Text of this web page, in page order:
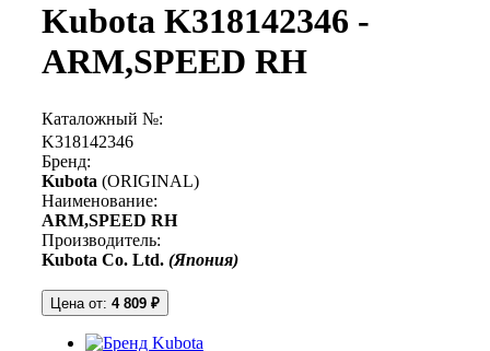
Kubota K318142346 -
ARM,SPEED RH
Каталожный №:
K318142346
Бренд:
Kubota (ORIGINAL)
Наименование:
ARM,SPEED RH
Производитель:
Kubota Co. Ltd. (Япония)
Цена от: 4 809 ₽